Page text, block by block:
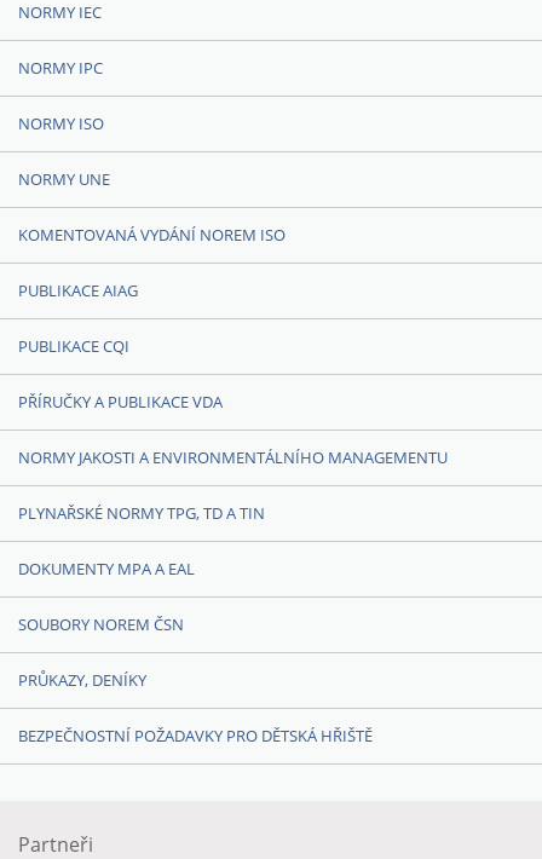
NORMY IEC
NORMY IPC
NORMY ISO
NORMY UNE
KOMENTOVANÁ VYDÁNÍ NOREM ISO
PUBLIKACE AIAG
PUBLIKACE CQI
PŘÍRUČKY A PUBLIKACE VDA
NORMY JAKOSTI A ENVIRONMENTÁLNÍHO MANAGEMENTU
PLYNAŘSKÉ NORMY TPG, TD A TIN
DOKUMENTY MPA A EAL
SOUBORY NOREM ČSN
PRŮKAZY, DENÍKY
BEZPEČNOSTNÍ POŽADAVKY PRO DĚTSKÁ HŘIŠTĚ
Partneři